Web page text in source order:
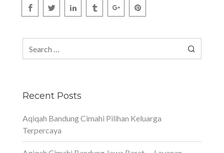
Recent Posts
Aqiqah Bandung Cimahi Pilihan Keluarga
Terpercaya